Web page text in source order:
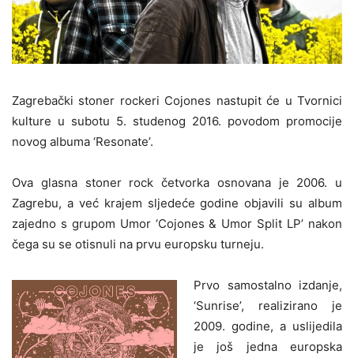
Zagrebački stoner rockeri Cojones nastupit će u Tvornici
kulture u subotu 5. studenog 2016. povodom promocije
novog albuma ‘Resonate’.
Ova glasna stoner rock četvorka osnovana je 2006. u
Zagrebu, a već krajem sljedeće godine objavili su album
zajedno s grupom Umor ‘Cojones & Umor Split LP’ nakon
čega su se otisnuli na prvu europsku turneju.
Prvo samostalno izdanje,
‘Sunrise’, realizirano je
2009. godine, a uslijedila
je još jedna europska